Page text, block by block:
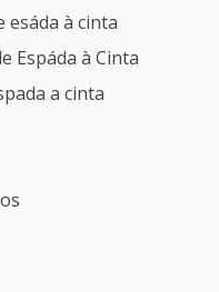
esáda à cinta
Espáda à Cinta
a cinta